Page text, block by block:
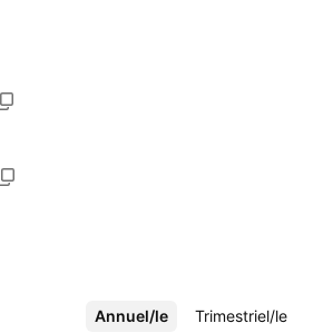
Annuel/le Trimestriel/le
Plus